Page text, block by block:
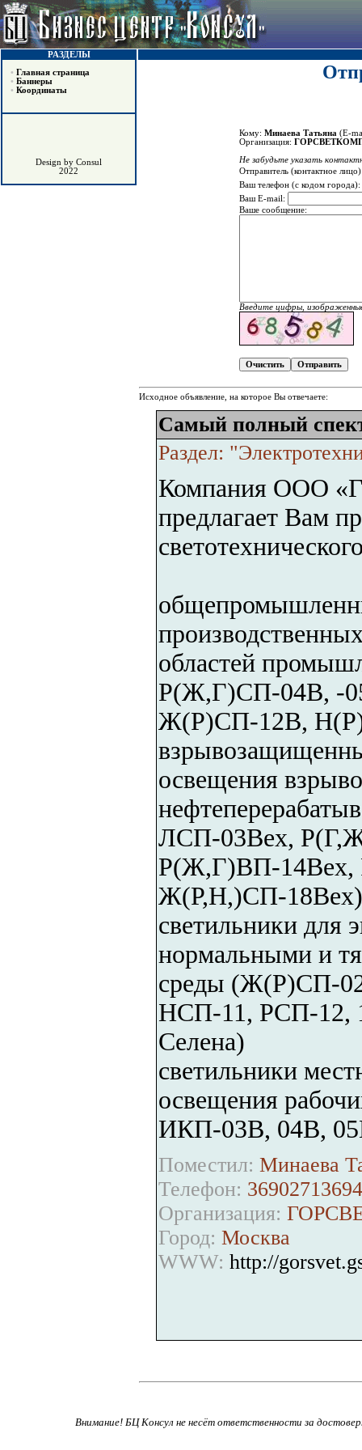
РАЗДЕЛЫ
• Главная страница
• Баннеры
• Координаты
Design by Consul
2022
Кому: Минаева Татьяна (E-
Организация:
Не забудьте указать
Отправитель (контактное
Ваш телефон (с кодом города):
Ваш E-mail:
Ваше сообщение:
Введите цифры,
Исходное объявление, на которое Вы отвечаете:
Самый полный
Раздел:
Компания ООО
предлагает Вам
областей
Р(Ж,Г)СП-04В, -
Ж(Р)СП-12В,
освещения
ЛСП-03Вех,
Р(Ж,Г)ВП-
Ж(Р,Н,)СП-18Вех)
светильники для
нормальными и
среды (Ж(Р)СП-
НСП-11, РСП-12,
Селена)
светильники
освещения
ИКП-03В, 04В,
Поместил: Минаева
Телефон:
Организация:
Город: Москва
WWW: http://
Внимание! БЦ Консул не несёт ответственности за